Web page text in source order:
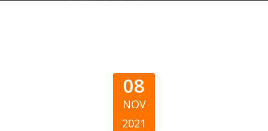
08
NOV
2021